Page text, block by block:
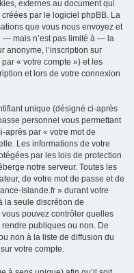
externes au document qui
par le logiciel phpBB. La
que vous nous envoyez et
— mais n’est pas limité à — la
anonyme, l’inscription sur
« votre compte ») et les
et lors de votre connexion
unique (désigné ci-après
personnel vous permettant
après par « votre mot de
Les informations de votre
par les lois de protection
notre serveur. Toutes les
de votre mot de passe et de
Islande.fr » durant votre
la seule discrétion de
pouvez contrôler quelles
publiques ou non. De
non à la liste de diffusion du
votre compte.